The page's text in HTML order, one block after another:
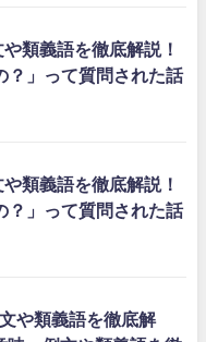
類義語を徹底解説！
？」って質問された話
類義語を徹底解説！
？」って質問された話
や類義語を徹底解